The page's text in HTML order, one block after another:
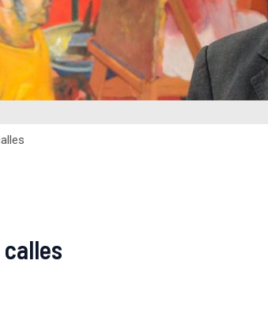
calles